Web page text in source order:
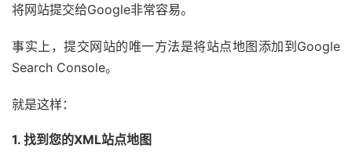
将网站提交给Google非常容易。
事实上，提交网站的唯一方法是将站点地图添加到Google
Search Console。
就是这样：
1. 找到您的XML站点地图